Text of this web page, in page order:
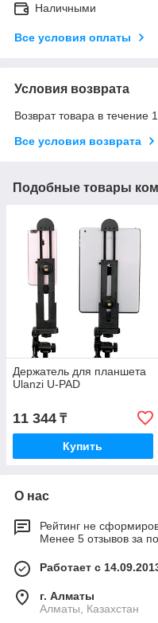
Наличными
Все условия оплаты
Условия возврата
Возврат товара в течение
Все условия возврата
Подобные товары
Держатель для планшета
Ulanzi U-PAD
11 344 ₸
Купить
О нас
Рейтинг не
Менее 5 отзывов за
Работает с
г. Алматы
Алматы, Казахстан